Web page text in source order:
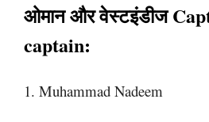
ओमान और वेस्टइंडीज
captain:
1. Muhammad Nadeem